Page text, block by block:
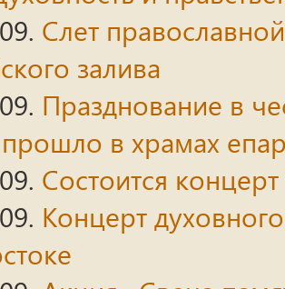
Слет
залива
Празднование в
в храмах
Состоится
Концерт